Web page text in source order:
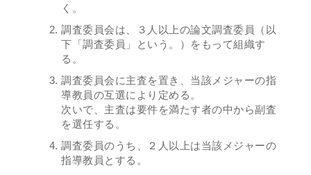
く。
調査委員会は、３人以上の論文調査委員（以
下「調査委員」という。）をもって組織す
る。
調査委員会に主査を置き、当該メジャーの指
導教員の互選により定める。
次いで、主査は要件を満たす者の中から副査
を選任する。
調査委員のうち、２人以上は当該メジャーの
指導教員とする。